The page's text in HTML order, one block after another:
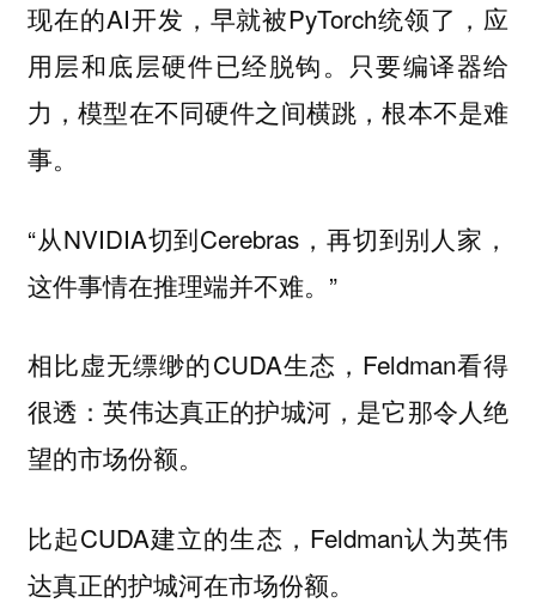
现在的AI开发，早就被PyTorch统领了，应
用层和底层硬件已经脱钩。只要编译器给
力，模型在不同硬件之间横跳，根本不是难
事。
“从NVIDIA切到Cerebras，再切到别人家，
这件事情在推理端并不难。”
相比虚无缥缈的CUDA生态，Feldman看得
很透：英伟达真正的护城河，是它那令人绝
望的市场份额。
比起CUDA建立的生态，Feldman认为英伟
达真正的护城河在市场份额。